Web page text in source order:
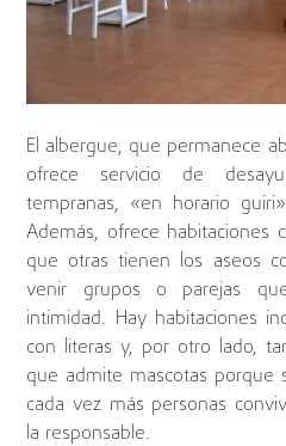
El albergue, que permanece
ofrece servicio de
tempranas, «en horario
Además, ofrece habitaciones
que otras tienen los aseos
venir grupos o parejas
intimidad. Hay habitaciones
con literas y, por otro lado,
que admite mascotas porque
cada vez más personas
la responsable.